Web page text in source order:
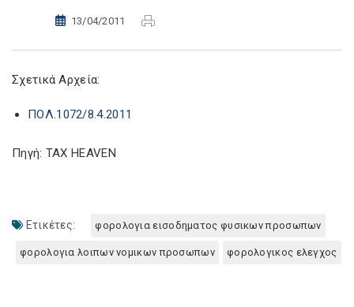
13/04/2011
Σχετικά Αρχεία:
ΠΟΛ.1072/8.4.2011
Πηγή: TAX HEAVEN
Ετικέτες: φορολογια εισοδηματος φυσικων προσωπων
φορολογια λοιπων νομικων προσωπων φορολογικος ελεγχος